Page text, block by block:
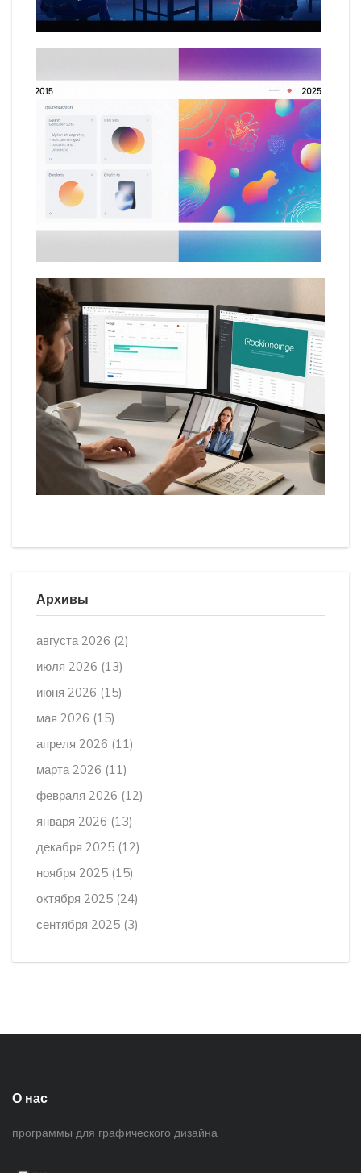
Архивы
августа 2026 (2)
июля 2026 (13)
июня 2026 (15)
мая 2026 (15)
апреля 2026 (11)
марта 2026 (11)
февраля 2026 (12)
января 2026 (13)
декабря 2025 (12)
ноября 2025 (15)
октября 2025 (24)
сентября 2025 (3)
О нас
программы для графического дизайна